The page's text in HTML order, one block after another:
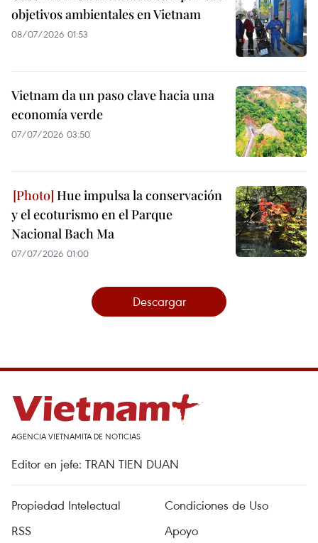
objetivos ambientales en Vietnam
08/07/2026 01:53
Vietnam da un paso clave hacia una
economía verde
07/07/2026 03:50
Hue impulsa la conservación
y el ecoturismo en el Parque
Nacional Bach Ma
07/07/2026 01:00
Descargar
AGENCIA VIETNAMITA DE NOTICIAS
Editor en jefe: TRAN TIEN DUAN
Propiedad Intelectual
Condiciones de Uso
RSS
Apoyo